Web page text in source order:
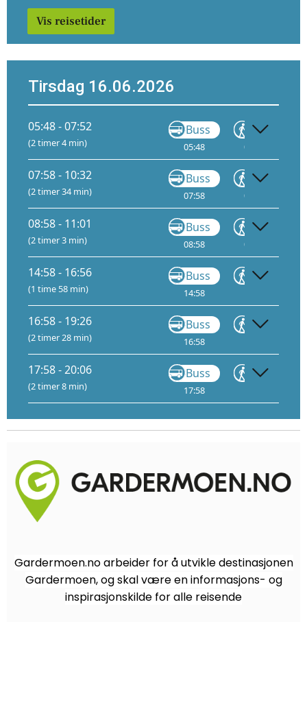
Vis reisetider
Tirsdag 16.06.2026
05:48 - 07:52
(2 timer 4 min)
Buss
05:48
Gå
05:59
07:58 - 10:32
(2 timer 34 min)
Buss
07:58
Gå
08:09
08:58 - 11:01
(2 timer 3 min)
Buss
08:58
Gå
09:09
14:58 - 16:56
(1 time 58 min)
Buss
14:58
Gå
16:58 - 19:26
(2 timer 28 min)
Buss
16:58
Gå
17:58 - 20:06
(2 timer 8 min)
Buss
17:58
Gå
Gardermoen.no arbeider for å utvikle destinasjonen
Gardermoen, og skal være en informasjons- og
inspirasjonskilde for alle reisende